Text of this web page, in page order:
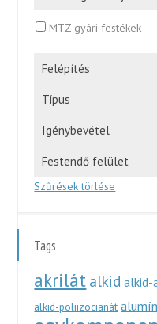
MTZ gyári festékek
Felépítés
Típus
Igénybevétel
Festendő felület
Szűrések törlése
Tags
akrilát alkid alkid-
alkid-poliizocianát